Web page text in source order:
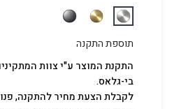
תוספת התקנה
התקנת המוצר ע"י צוות
בי-גלאס.
לקבלת הצעת מחיר להתקנה, פנו